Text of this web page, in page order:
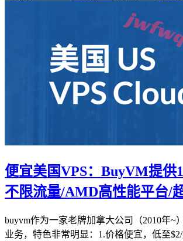
便宜美国VPS：BuyVM提供
不限流量/AMD高性能平台/
buyvm作为一家老牌加拿大公司（2010年~
业务，特色非常明显：1.价格便宜，低至